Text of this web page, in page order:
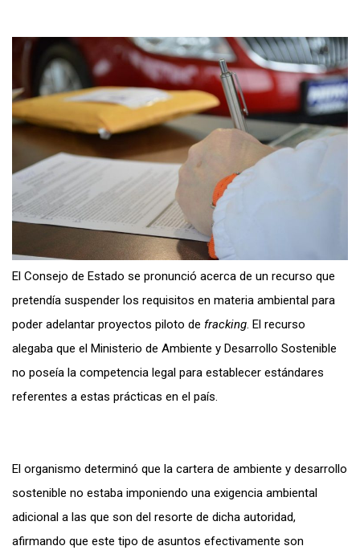
El Consejo de Estado se pronunció acerca de un recurso que
pretendía suspender los requisitos en materia ambiental para
poder adelantar proyectos piloto de fracking. El recurso
alegaba que el Ministerio de Ambiente y Desarrollo Sostenible
no poseía la competencia legal para establecer estándares
referentes a estas prácticas en el país.
El organismo determinó que la cartera de ambiente y desarrollo
sostenible no estaba imponiendo una exigencia ambiental
adicional a las que son del resorte de dicha autoridad,
afirmando que este tipo de asuntos efectivamente son